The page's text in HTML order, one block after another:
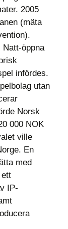
2005
(mäta
Natt-öppna
infördes.
utan
Norsk
000 NOK
ville
En
med
IP-